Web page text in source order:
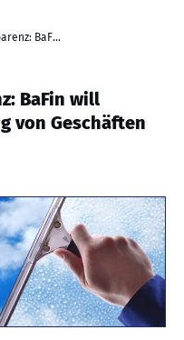
Nachhandelstransparenz: BaFin will spätere Veröffentlichung von Geschäften gestatten
BaFin will
von Geschäften